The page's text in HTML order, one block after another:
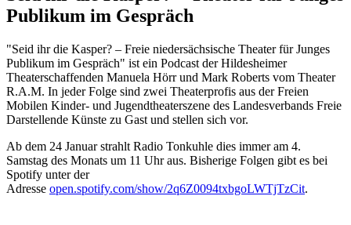
Publikum im Gespräch
"Seid ihr die Kasper? – Freie niedersächsische Theater für Junges
Publikum im Gespräch" ist ein Podcast der Hildesheimer
Theaterschaffenden Manuela Hörr und Mark Roberts vom Theater
R.A.M. In jeder Folge sind zwei Theaterprofis aus der Freien
Mobilen Kinder- und Jugendtheaterszene des Landesverbands Freie
Darstellende Künste zu Gast und stellen sich vor.
Ab dem 24 Januar strahlt Radio Tonkuhle dies immer am 4.
Samstag des Monats um 11 Uhr aus. Bisherige Folgen gibt es bei
Spotify unter der
Adresse open.spotify.com/show/2q6Z0094txbgoLWTjTzCit.